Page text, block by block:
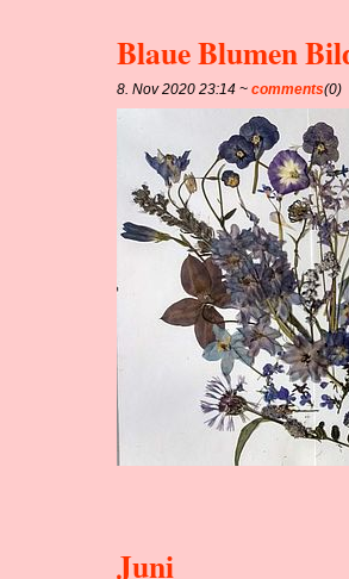
Blaue Blumen
8. Nov 2020 23:14 ~comments(0)
Juni